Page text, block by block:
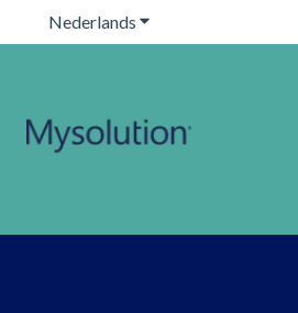
Nederlands Submenu tonen voor